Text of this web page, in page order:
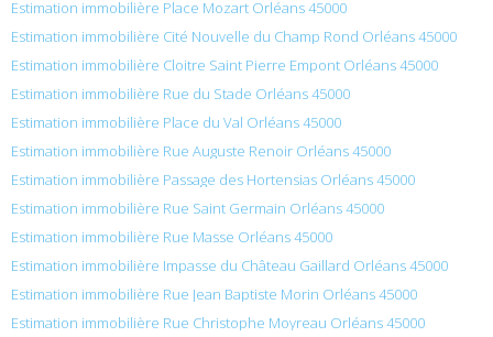
Estimation immobilière Place Mozart Orléans 45000
Estimation immobilière Cité Nouvelle du Champ Rond Orléans 45000
Estimation immobilière Cloitre Saint Pierre Empont Orléans 45000
Estimation immobilière Rue du Stade Orléans 45000
Estimation immobilière Place du Val Orléans 45000
Estimation immobilière Rue Auguste Renoir Orléans 45000
Estimation immobilière Passage des Hortensias Orléans 45000
Estimation immobilière Rue Saint Germain Orléans 45000
Estimation immobilière Rue Masse Orléans 45000
Estimation immobilière Impasse du Château Gaillard Orléans 45000
Estimation immobilière Rue Jean Baptiste Morin Orléans 45000
Estimation immobilière Rue Christophe Moyreau Orléans 45000